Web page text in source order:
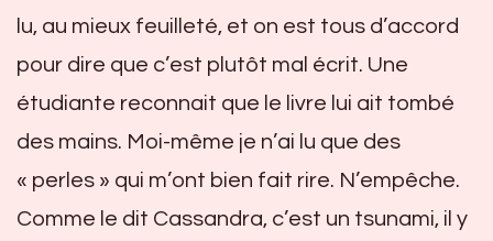
lu, au mieux feuilleté, et on est tous d’accord
pour dire que c’est plutôt mal écrit. Une
étudiante reconnait que le livre lui ait tombé
des mains. Moi-même je n’ai lu que des
« perles » qui m’ont bien fait rire. N’empêche.
Comme le dit Cassandra, c’est un tsunami, il y